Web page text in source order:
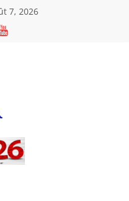
7, 2026